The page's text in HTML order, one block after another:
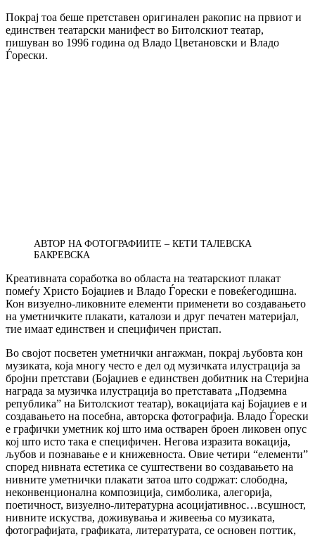
Покрај тоа беше претставен оригинален ракопис на првиот и
единствен театарски манифест во Битолскиот театар,
пишуван во 1996 година од Владо Цветановски и Владо
Ѓорески.
АВТОР НА ФОТОГРАФИИТЕ – КЕТИ ТАЛЕВСКА
БАКРЕВСКА
Креативната соработка во областа на театарскиот плакат
помеѓу Христо Бојаџиев и Владо Ѓорески е повеќегодишна.
Кон визуелно-ликовните елементи применети во создавањето
на уметничките плакати, каталози и друг печатен материјал,
тие имаат единствен и специфичен пристап.
Во својот посветен уметнички ангажман, покрај љубовта кон
музиката, која многу често е дел од музичката илустрација за
бројни претстави (Бојаџиев е единствен добитник на Стеријна
награда за музичка илустрација во претставата „Подземна
република” на Битолскиот театар), вокацијата кај Бојаџиев е и
создавањето на посебна, авторска фотографија. Владо Ѓорески
е графички уметник кој што има остварен броен ликовен опус
кој што исто така е специфичен. Негова изразита вокација,
љубов и познавање е и книжевноста. Овие четири “елементи”
според нивната естетика се суштествени во создавањето на
нивните уметнички плакати затоа што содржат: слободна,
неконвенционална композиција, симболика, алегорија,
поетичност, визуелно-литературна асоцијативнос…всушност,
нивните искуства, доживувања и живеења со музиката,
фотографијата, графиката, литературата, се основен поттик,